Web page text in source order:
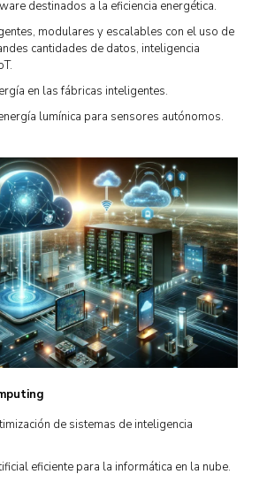
destinados a la eficiencia energética.
modulares y escalables con el uso de
cantidades de datos, inteligencia
en las fábricas inteligentes.
lumínica para sensores autónomos.
de sistemas de inteligencia
eficiente para la informática en la nube.